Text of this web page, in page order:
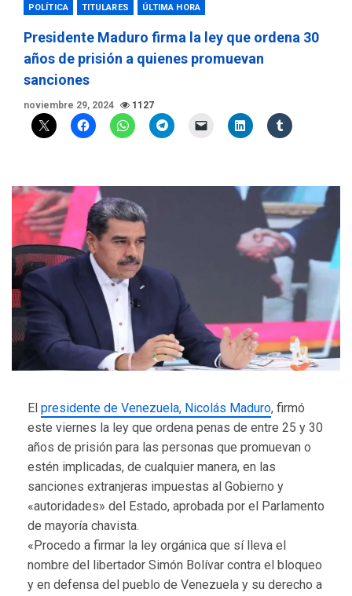
POLÍTICA TITULARES ÚLTIMA HORA
Presidente Maduro firma la ley que ordena 30
años de prisión a quienes promuevan
sanciones
noviembre 29, 2024 1127
El presidente de Venezuela, Nicolás Maduro, firmó
este viernes la ley que ordena penas de entre 25 y 30
años de prisión para las personas que promuevan o
estén implicadas, de cualquier manera, en las
sanciones extranjeras impuestas al Gobierno y
«autoridades» del Estado, aprobada por el Parlamento
de mayoría chavista.
«Procedo a firmar la ley orgánica que sí lleva el
nombre del libertador Simón Bolívar contra el bloqueo
y en defensa del pueblo de Venezuela y su derecho a